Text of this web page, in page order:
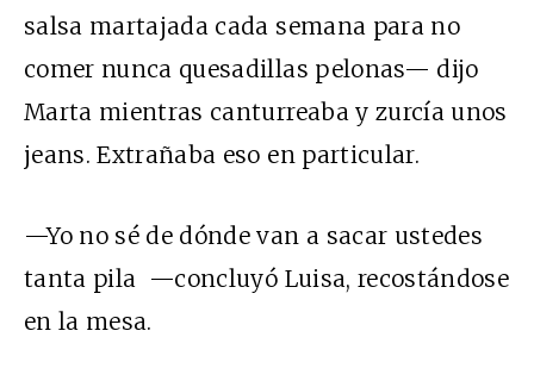
salsa martajada cada semana para no
comer nunca quesadillas pelonas— dijo
Marta mientras canturreaba y zurcía unos
jeans. Extrañaba eso en particular.
—Yo no sé de dónde van a sacar ustedes
tanta pila —concluyó Luisa, recostándose
en la mesa.